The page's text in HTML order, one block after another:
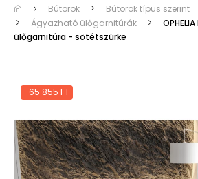
Bútorok Bútorok típus szerint
Ágyazható ülőgarnitúrák
ülőgarnitúra - sötétszürke
-65 855 FT